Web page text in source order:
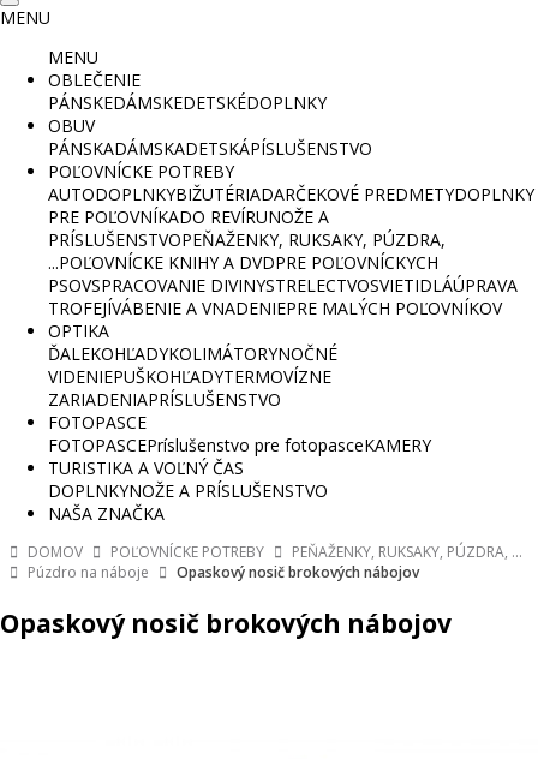
MENU
MENU
OBLEČENIE
PÁNSKEDÁMSKEDETSKÉDOPLNKY
OBUV
PÁNSKADÁMSKADETSKÁPÍSLUŠENSTVO
POĽOVNÍCKE POTREBY
AUTODOPLNKYBIŽUTÉRIADARČEKOVÉ PREDMETYDOPLNKY
PRE POĽOVNÍKADO REVÍRUNOŽE A
PRÍSLUŠENSTVOPEŇAŽENKY, RUKSAKY, PÚZDRA,
...POĽOVNÍCKE KNIHY A DVDPRE POĽOVNÍCKYCH
PSOVSPRACOVANIE DIVINYSTRELECTVOSVIETIDLÁÚPRAVA
TROFEJÍVÁBENIE A VNADENIEPRE MALÝCH POĽOVNÍKOV
OPTIKA
ĎALEKOHĽADYKOLIMÁTORYNOČNÉ
VIDENIEPUŠKOHĽADYTERMOVÍZNE
ZARIADENIAPRÍSLUŠENSTVO
FOTOPASCE
FOTOPASCEPríslušenstvo pre fotopasceKAMERY
TURISTIKA A VOĽNÝ ČAS
DOPLNKYNOŽE A PRÍSLUŠENSTVO
NAŠA ZNAČKA
DOMOV POĽOVNÍCKE POTREBY
PEŇAŽENKY, RUKSAKY, PÚZDRA, ...
Púzdro na náboje
Opaskový nosič brokových nábojov
Opaskový nosič brokových nábojov